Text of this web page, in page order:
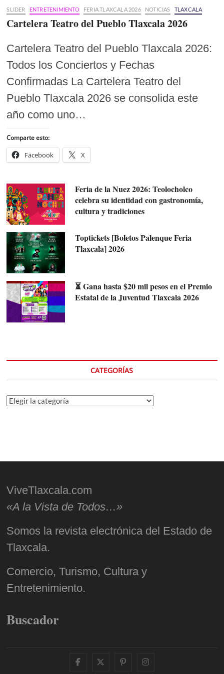
SLIDER ENTRETENIMIENTO FERIA TLAXCALA 2026 NOTICIAS TLAXCALA
Cartelera Teatro del Pueblo Tlaxcala 2026
Cartelera Teatro del Pueblo Tlaxcala 2026:
Todos los Conciertos y Fechas
Confirmadas La Cartelera Teatro del
Pueblo Tlaxcala 2026 se consolida este
año como uno…
Comparte esto:
Facebook X
Feria de la Nuez 2026: Teolocholco
celebra su identidad con gastronomía,
cultura y tradiciones
Toptickets [Boletos Palenque Feria
Tlaxcala] 2026
⏳ Gana hasta $20 mil pesos en el Premio
Estatal de la Juventud Tlaxcala 2026
CATEGORÍAS
Categorías
ViveTlaxcala.com
«A la Vista de Todos…»
Somos la revista electrónica del Estado de
Tlaxcala.
Comercio, Turismo, Cultura y
Entretenimiento.
Buscador
facebooktwitter
pinterestinstagram